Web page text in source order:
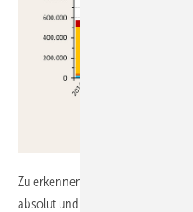
Zu erkennen ist, dass der Einbau
absolut und bei den Anteilen